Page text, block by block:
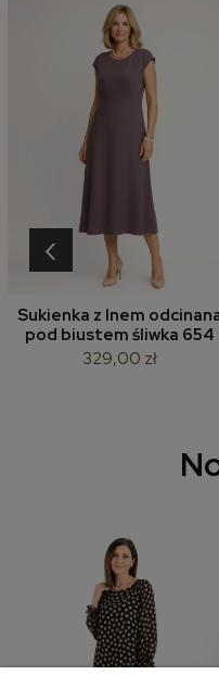
Sukienka z lnem
pod biustem śliwka 654
329,00 zł
‹